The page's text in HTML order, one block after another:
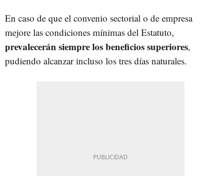
En caso de que el convenio sectorial o de empresa
mejore las condiciones mínimas del Estatuto,
prevalecerán siempre los beneficios superiores,
pudiendo alcanzar incluso los tres días naturales.